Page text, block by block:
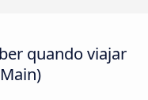
quando viajar